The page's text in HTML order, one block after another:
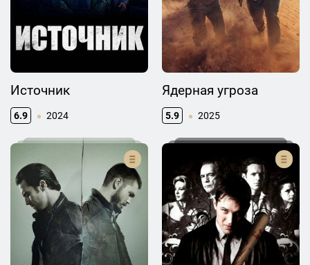
Источник
6.9 2024
Ядерная угроза
5.9 2025